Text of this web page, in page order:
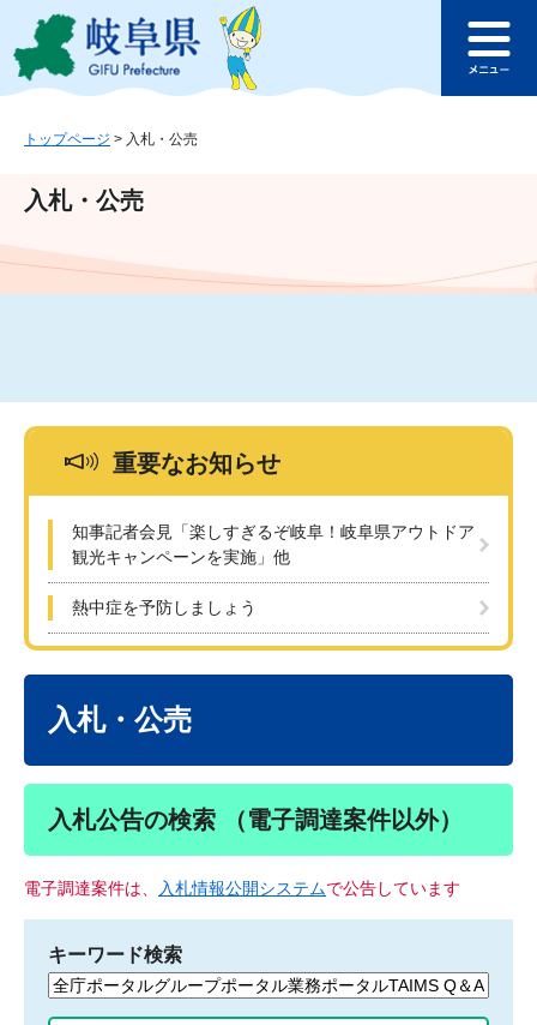
ジ
ュ
文
このページの本文へ
ュ
トップページ > 入札・公売
入札・公売
重要なお知らせ
知事記者会見「楽しすぎるぞ岐阜！岐阜県アウトドア
観光キャンペーンを実施」他
熱中症を予防しましょう
入札・公売
入札公告の検索 （電子調達案件以外）
電子調達案件は、 入札情報公開システムで公告しています
キーワード検索
検